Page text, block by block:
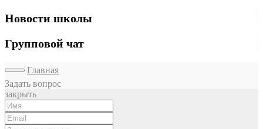
Новости школы
Групповой чат
Главная
Задать вопрос
закрыть